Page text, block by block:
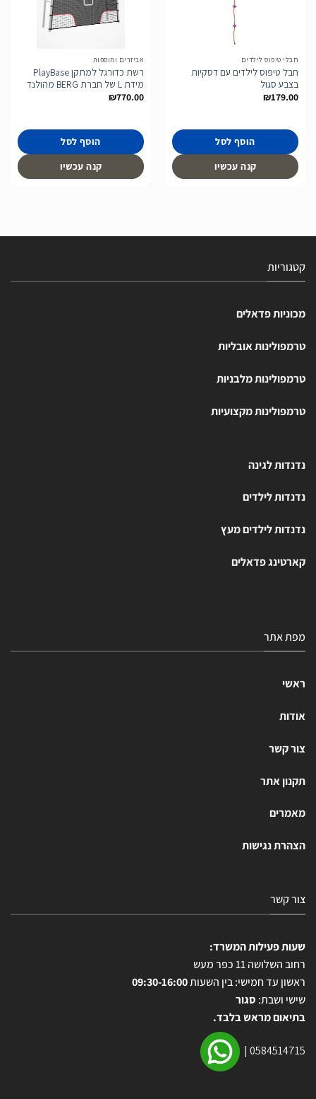
חבלי טיפוס לילדים
חבל טיפוס לילדים עם דסקיות
בצבע סגול
₪179.00
הוסף לסל
קנה עכשיו
אביזרים ותוספות
רשת כדורגל למתקן PlayBase
מידת L של חברת BERG מהולנד
₪770.00
הוסף לסל
קנה עכשיו
קטגוריות
מכוניות פדאלים
טרמפולינות אובליות
טרמפולינות מלבניות
טרמפולינות מקצועיות
נדנדות לגינה
נדנדות לילדים
נדנדות לילדים מעץ
קארטינג פדאלים
מפת אתר
ראשי
אודות
צור קשר
תקנון אתר
מאמרים
הצהרת נגישות
צור קשר
שעות פעילות המשרד:
רחוב השלושה 11 כפר מעש
ראשון עד חמישי: בין השעות09:30-16:00
שישי ושבת: סגור
בתיאום מראש בלבד.
0584514715
|